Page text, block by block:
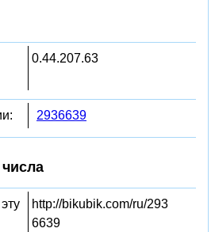
0.44.207.63
2936639
http://bikubik.com/ru/293
6639